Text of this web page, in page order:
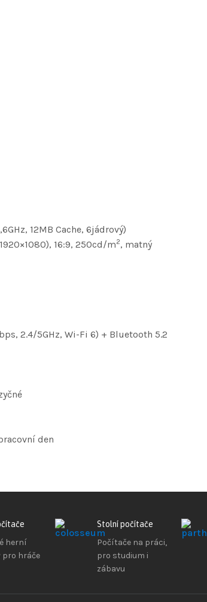
12MB Cache, 6jádrový)
16:9, 250cd/m2, matný
2.4/5GHz, Wi-Fi 6) + Bluetooth 5.2
den
herní
pro hráče
Stolní počítače
Počítače na práci,
pro studium i
zábavu